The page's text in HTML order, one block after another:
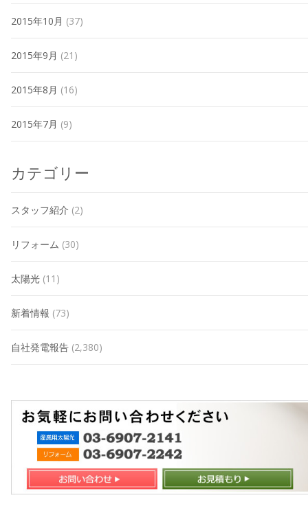
2015年10月 (37)
2015年9月 (21)
2015年8月 (16)
2015年7月 (9)
カテゴリー
スタッフ紹介 (2)
リフォーム (30)
太陽光 (11)
新着情報 (73)
自社発電報告 (2,380)